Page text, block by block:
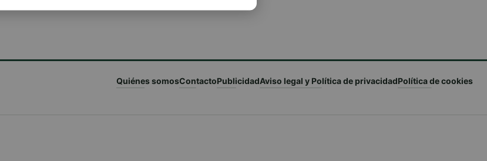
Quiénes somosContactoPublicidadAviso legal y Política de privacidadPolítica de cookies